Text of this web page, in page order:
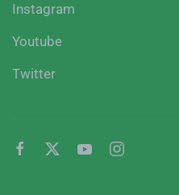
Instagram
Youtube
Twitter